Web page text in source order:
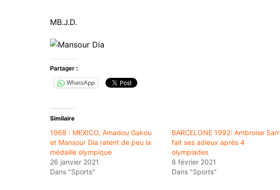
MB.J.D.
Partager :
WhatsApp
Similaire
1968 : MEXICO, Amadou Gakou
et Mansour Dia ratent de peu la
médaille olympique
26 janvier 2021
Dans "Sports"
BARCELONE 1992: Ambroise Sarr
fait ses adieux après 4
olympiades
8 février 2021
Dans "Sports"